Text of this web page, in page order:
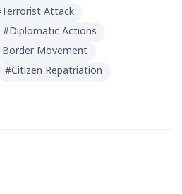
Terrorist Attack
#Diplomatic Actions
Border Movement
#Citizen Repatriation